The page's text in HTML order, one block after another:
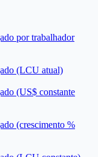
por trabalhador
(LCU atual)
(US$ constante
(crescimento %